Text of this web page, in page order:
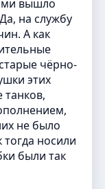
вышло
на службу
А как
чёрно-
этих
танков,
не было
носили
были так